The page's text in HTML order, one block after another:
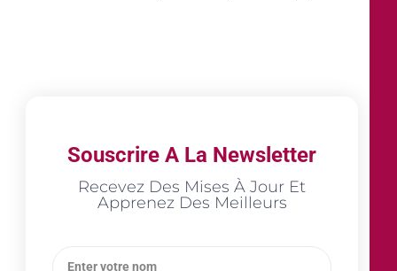
Souscrire A La Newsletter
Recevez Des Mises À Jour Et
Apprenez Des Meilleurs